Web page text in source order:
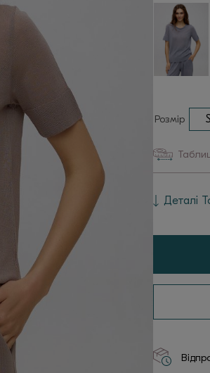
Розмір S
Деталі